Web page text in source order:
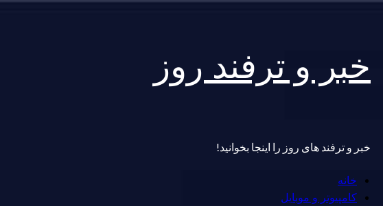
content
خبر و ترفند روز
خبر و ترفند های روز را اینجا بخوانید!
Primary
Menu
خانه
کامپیوتر و موبایل